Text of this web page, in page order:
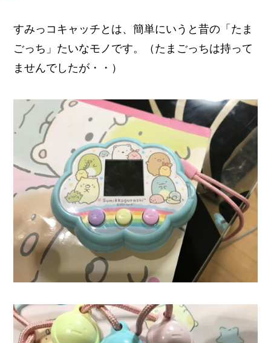
すみっコキャッチとは、簡単にいうと昔の 「たま
ごっち」たいなモノです。
（たまごっちは持って
ませんでしたが・・）